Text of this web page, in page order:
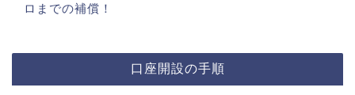
ロまでの補償！
口座開設の手順